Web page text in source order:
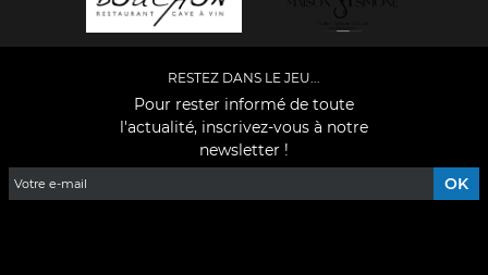
RESTEZ DANS LE JEU...
Pour rester informé de toute
l'actualité, inscrivez-vous à notre
newsletter !